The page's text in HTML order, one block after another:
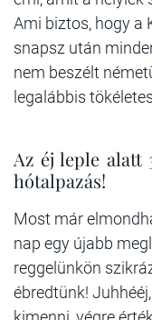
Ami biztos, hogy a
snapsz után
nem beszélt
legalábbis
Az éj leple alatt
hótalpazás!
Most már
nap egy újabb
reggelünkön
ébredtünk!